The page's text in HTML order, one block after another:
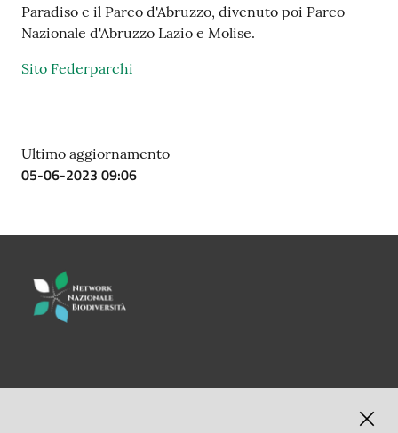
Seguici
su
Paradiso e il Parco d'Abruzzo, divenuto poi Parco
Nazionale d'Abruzzo Lazio e Molise.
Sito Federparchi
Ultimo aggiornamento
05-06-2023 09:06
LINK UTILI